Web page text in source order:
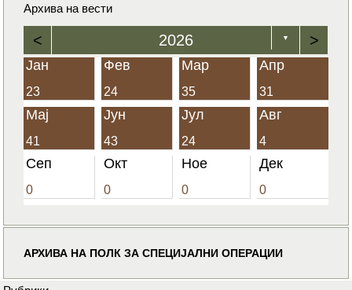
Архива на вести
< 2026 ▼ >
Јан
23
Фев
24
Мар
35
Апр
31
Мај
41
Јун
43
Јул
24
Авг
4
Сеп
0
Окт
0
Ное
0
Дек
0
АРХИВА НА ПОЛК ЗА СПЕЦИЈАЛНИ ОПЕРАЦИИ